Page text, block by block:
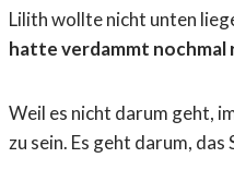
Lilith wollte nicht unten
hatte verdammt nochmal
Weil es nicht darum geht,
zu sein. Es geht darum, das